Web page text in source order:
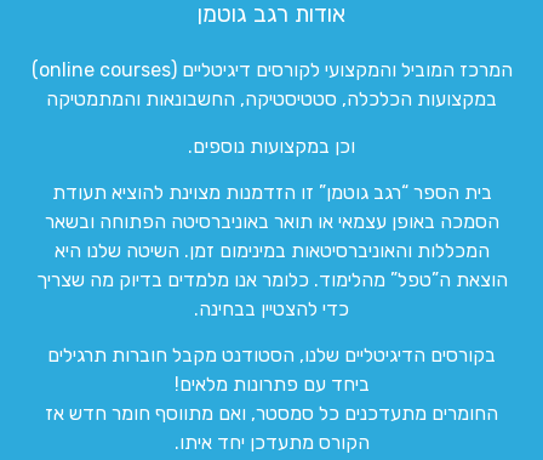
אודות רגב גוטמן
המרכז המוביל והמקצועי לקורסים דיגיטליים (online courses)
במקצועות הכלכלה, סטטיסטיקה, החשבונאות והמתמטיקה
וכן במקצועות נוספים.
בית הספר “רגב גוטמן” זו הזדמנות מצוינת להוציא תעודת
הסמכה באופן עצמאי או תואר באוניברסיטה הפתוחה ובשאר
המכללות והאוניברסיטאות במינימום זמן. השיטה שלנו היא
הוצאת ה”טפל” מהלימוד. כלומר אנו מלמדים בדיוק מה שצריך
כדי להצטיין בבחינה.
בקורסים הדיגיטליים שלנו, הסטודנט מקבל חוברות תרגילים
ביחד עם פתרונות מלאים!
החומרים מתעדכנים כל סמסטר, ואם מתווסף חומר חדש אז
הקורס מתעדכן יחד איתו.